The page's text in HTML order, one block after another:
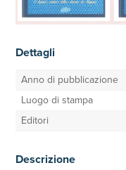
Dettagli
Anno di pubblicazione
Luogo di stampa
Editori
Descrizione